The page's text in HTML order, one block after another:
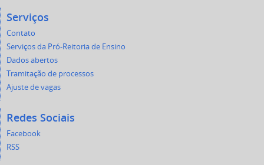
Serviços
Contato
Serviços da Pró-Reitoria de Ensino
Dados abertos
Tramitação de processos
Ajuste de vagas
Redes Sociais
Facebook
RSS